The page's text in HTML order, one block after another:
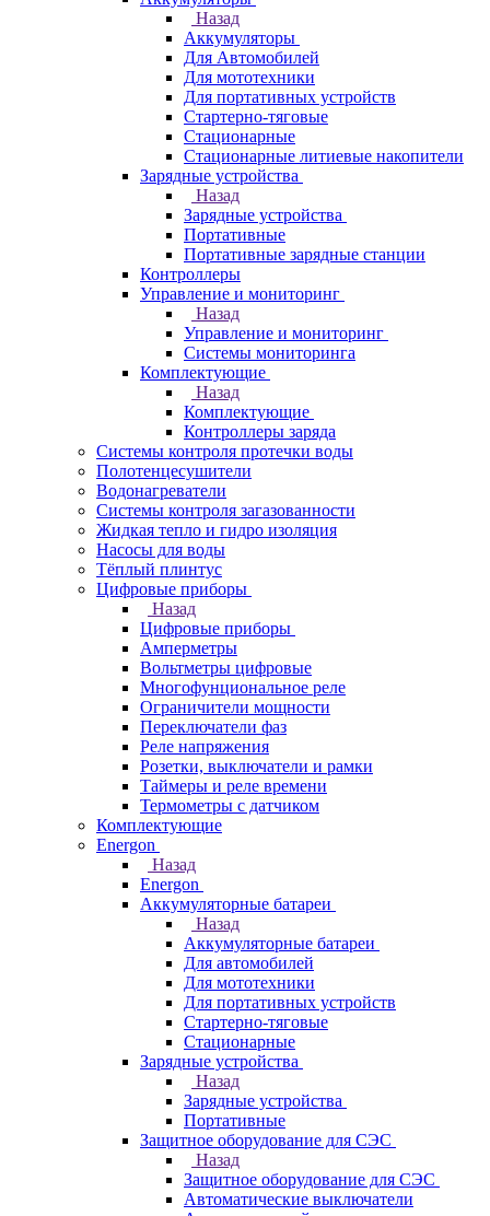
Назад
Аккумуляторы
Для Автомобилей
Для мототехники
Для портативных устройств
Стартерно-тяговые
Стационарные
Стационарные литиевые накопители
Зарядные устройства
Назад
Зарядные устройства
Портативные
Портативные зарядные станции
Контроллеры
Управление и мониторинг
Назад
Управление и мониторинг
Системы мониторинга
Комплектующие
Назад
Комплектующие
Контроллеры заряда
Системы контроля протечки воды
Полотенцесушители
Водонагреватели
Системы контроля загазованности
Жидкая тепло и гидро изоляция
Насосы для воды
Тёплый плинтус
Цифровые приборы
Назад
Цифровые приборы
Амперметры
Вольтметры цифровые
Многофунциональное реле
Ограничители мощности
Переключатели фаз
Реле напряжения
Розетки, выключатели и рамки
Таймеры и реле времени
Термометры c датчиком
Комплектующие
Energon
Назад
Energon
Аккумуляторные батареи
Назад
Аккумуляторные батареи
Для автомобилей
Для мототехники
Для портативных устройств
Стартерно-тяговые
Стационарные
Зарядные устройства
Назад
Зарядные устройства
Портативные
Защитное оборудование для СЭС
Назад
Защитное оборудование для СЭС
Автоматические выключатели